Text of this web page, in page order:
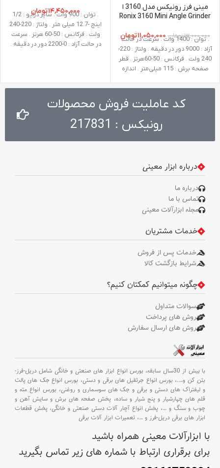
مینی فرز رونیکس مدل 3160 ا
Ronix 3160 Mini Angle Grinder
۱۳,۰۰۰,۰۰۰تومان ۱۱,۰۵۰,۰۰۰تومان
. توان : 1400 وات . سرعت در حالت
آزاد : 9000 دور در دقیقه . ولتاژ : 220-
240 ولت . فرکانس : 50-60هرتز . قطر
صفحه برش : 115 میلی‌متر . اندازه
متعلقات : دسته جانبی طراحی شده
توسط رونیکس، گارد، آچار صفحه،
آچار آلن
۱۴,۴۵۰,۰۰۰تومان
. توان : 900 وات . سایز درایو : 1/2
اینچ -12.7 میلی متر . ولتاژ : 220-240
ولت . فرکانس : 50-60 هرتز . سرعت
در حالت آزاد : 0-2200 دور در دقیقه .
میلیمتر . وزن : 3.7 کیلوگرم . نوع
متعلقات : یک جفت ذغال دو عدد
سری بکس با سایزهای 24 و 22
کد عاملیت فروش محصولات
رونیکس : 217831
درباره ابزار معینی
درباره ما
تماس با ما
مجله ابزارآلات معینی
خدمات مشتریان
خدمات پس از فروش
شرایط بازگشت کالا
چگونه میتوانیم کمکتان کنیم؟
سوالات متداول
روش های پرداخت
روش های ارسال سفارش
با بیش از 30سال سابقه،
بورس انواع ابزار های صنعتی و خانگی شامل دریل-فرز-
بتن کن و….، بورس انواع جرثقیل های برقی و دستی، بورس انواع جک های پالت
و لیفتراک های دستی و برقی و جک های سوسماری و روغنی، بورس انواع مته و
قلم های چهارشیار و پنج شیار و ساده، پخش صفحه های برش و سایش آهن و
چوب و سنگ و …، پخش انواع آچار آلات دستی صنعتی و خانگی، پخش قطعات
ابزار های برقی دریل-فرز و …، تعمیرات ابزار آلات برقی
با ابزارآلات معینی همراه باشید
برای برقراری ارتباط با شماره های زیر تماس بگیرید